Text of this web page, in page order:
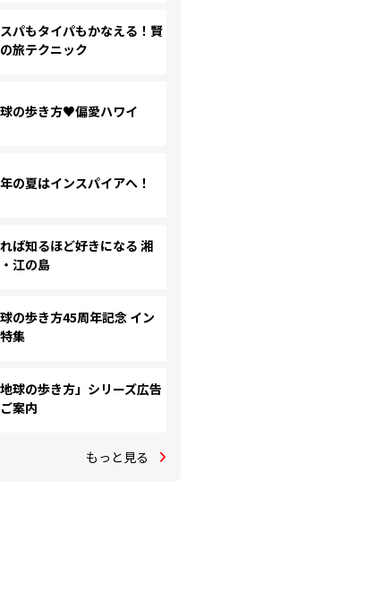
パもタイパもかなえる！賢
旅テクニック
の歩き方♥偏愛ハワイ
の夏はインスパイアへ！
ば知るほど好きになる 湘
江の島
の歩き方45周年記念 イン
集
地球の歩き方」シリーズ広告
案内
もっと見る